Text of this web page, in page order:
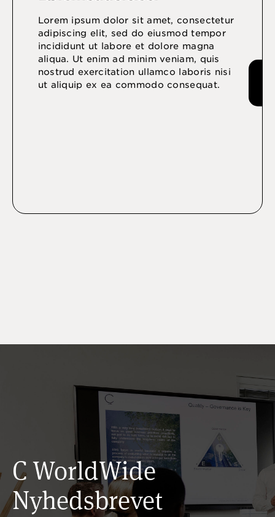
Lorem ipsum dolor sit amet, consectetur
adipiscing elit, sed do eiusmod tempor
incididunt ut labore et dolore magna
aliqua. Ut enim ad minim veniam, quis
nostrud exercitation ullamco laboris nisi
ut aliquip ex ea commodo consequat.
C WorldWide
Nyhedsbrevet